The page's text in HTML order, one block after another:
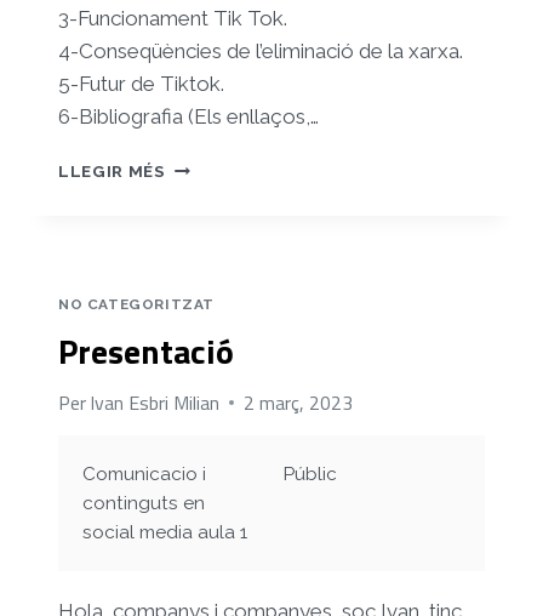
3-Funcionament Tik Tok.
4-Conseqüències de l’eliminació de la xarxa.
5-Futur de Tiktok.
6-Bibliografia (Els enllaços,…
LLEGIR MÉS INFORME
NO CATEGORITZAT
Presentació
PerIvan Esbri Milian 2 març, 2023
Comunicacio i
continguts en
social media aula 1
Públic